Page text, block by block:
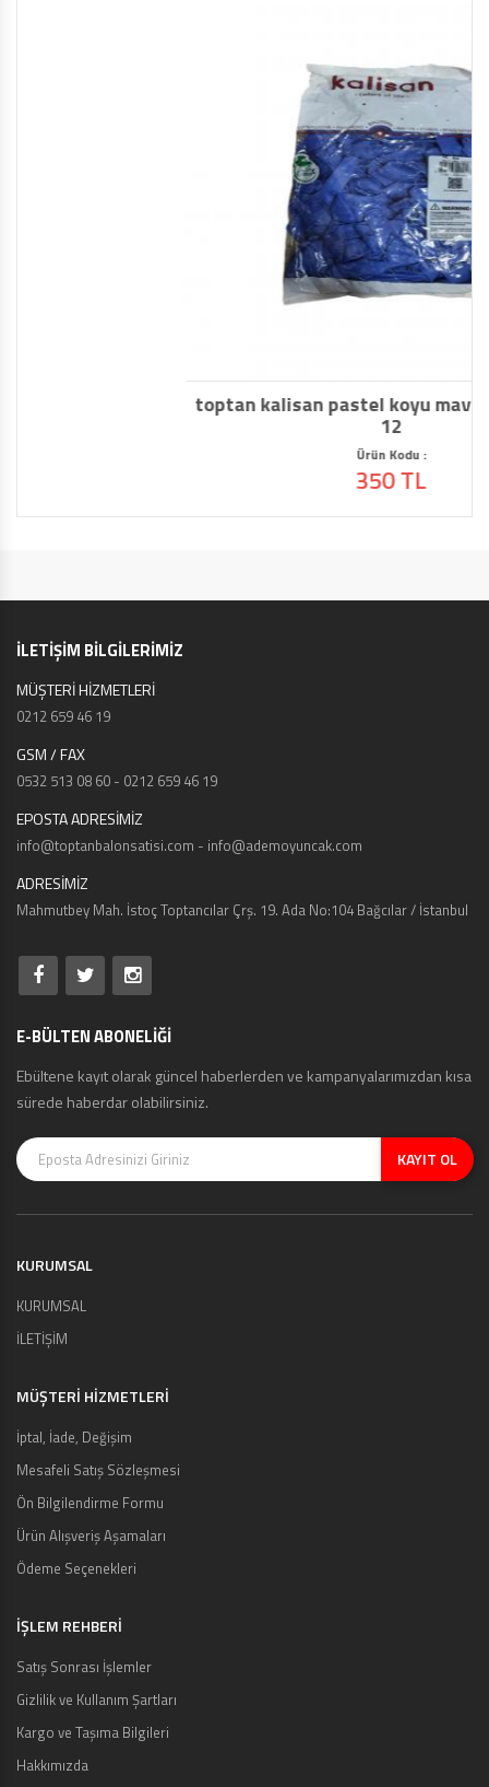
toptan kalisan pastel koyu mavi balon 100 lü
İLETİŞİM BİLGİLERİMİZ
MÜŞTERİ HİZMETLERİ
0212 659 46 19
GSM / FAX
0532 513 08 60 - 0212 659 46 19
EPOSTA ADRESİMİZ
info@toptanbalonsatisi.com - info@ademoyuncak.com
ADRESİMİZ
Mahmutbey Mah. İstoç Toptancılar Çrş. 19. Ada No:104 Bağcılar / İstanbul
E-BÜLTEN ABONELİĞİ
Ebültene kayıt olarak güncel haberlerden ve kampanyalarımızdan kısa
sürede haberdar olabilirsiniz.
KAYIT OL
KURUMSAL
KURUMSAL
İLETİŞİM
MÜŞTERI HIZMETLERI
İptal, İade, Değişim
Mesafeli Satış Sözleşmesi
Ön Bilgilendirme Formu
Ürün Alışveriş Aşamaları
Ödeme Seçenekleri
İŞLEM REHBERİ
Satış Sonrası İşlemler
Gizlilik ve Kullanım Şartları
Kargo ve Taşıma Bilgileri
Hakkımızda